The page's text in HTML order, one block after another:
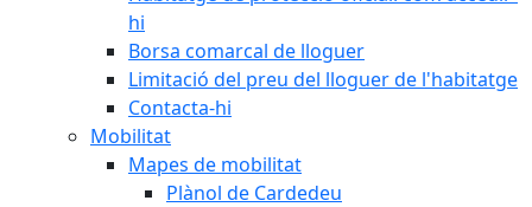
hi
Borsa comarcal de lloguer
Limitació del preu del lloguer de l'habitatge
Contacta-hi
Mobilitat
Mapes de mobilitat
Plànol de Cardedeu